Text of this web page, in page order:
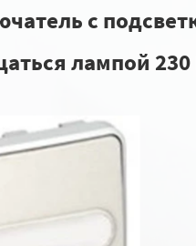
с
лампой